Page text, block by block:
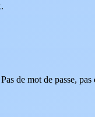
de mot de passe,